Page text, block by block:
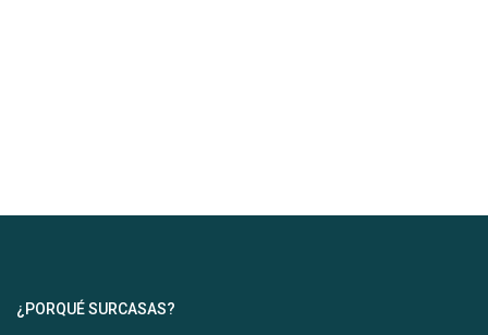
¿PORQUÉ SURCASAS?